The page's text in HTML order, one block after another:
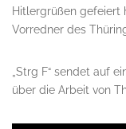
Hitlergrüßen gefeiert
Vorredner des
„Strg F“ sendet auf
über die Arbeit von